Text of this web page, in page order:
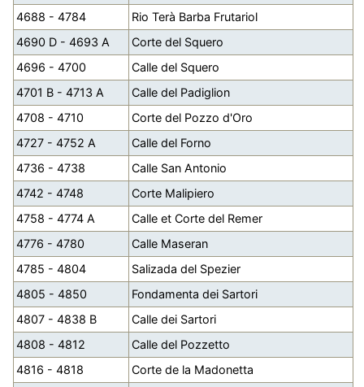
4688 - 4784
Rio Terà Barba Frutariol
4690 D - 4693 A
Corte del Squero
4696 - 4700
Calle del Squero
4701 B - 4713 A
Calle del Padiglion
4708 - 4710
Corte del Pozzo d'Oro
4727 - 4752 A
Calle del Forno
4736 - 4738
Calle San Antonio
4742 - 4748
Corte Malipiero
4758 - 4774 A
Calle et Corte del Remer
4776 - 4780
Calle Maseran
4785 - 4804
Salizada del Spezier
4805 - 4850
Fondamenta dei Sartori
4807 - 4838 B
Calle dei Sartori
4808 - 4812
Calle del Pozzetto
4816 - 4818
Corte de la Madonetta